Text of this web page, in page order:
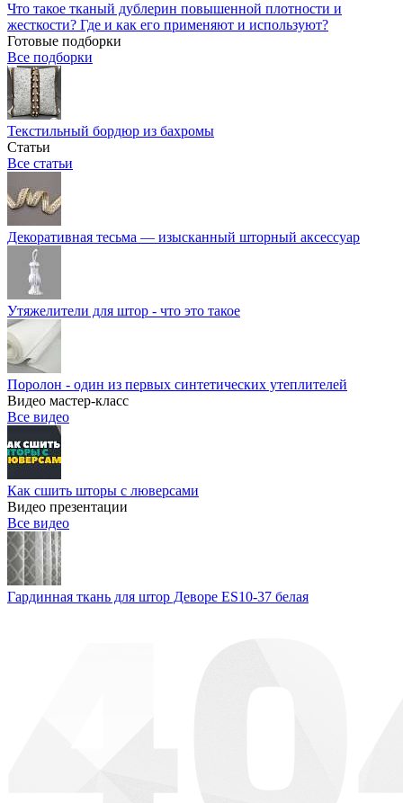
Что такое тканый дублерин повышенной плотности и
жесткости? Где и как его применяют и используют?
Готовые подборки
Все подборки
Текстильный бордюр из бахромы
Статьи
Все статьи
Декоративная тесьма — изысканный шторный аксессуар
Утяжелители для штор - что это такое
Поролон - один из первых синтетических утеплителей
Видео мастер-класс
Все видео
Как сшить шторы с люверсами
Видео презентации
Все видео
Гардинная ткань для штор Деворе ES10-37 белая